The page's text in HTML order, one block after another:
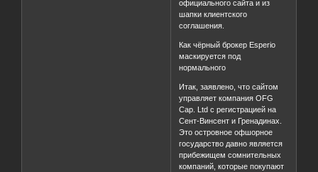
официального сайта и из
шапки клиентского
соглашения.
Как чёрный брокер Esperio
маскируется под
нормального
Итак, заявлено, что сайтом
управляет компания OFG
Cap. Ltd с регистрацией на
Сент-Винсент и Гренадинах.
Это островное офшорное
государство давно является
прибежищем сомнительных
компаний, которые покупают